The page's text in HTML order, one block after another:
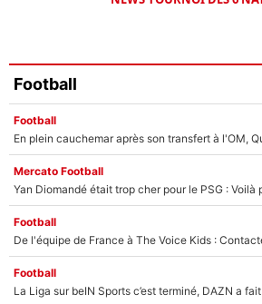
Football
Football
Mercato Football
Football
Football